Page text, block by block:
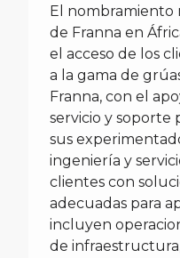
El nombramiento
de Franna en
el acceso de los
a la gama de
Franna, con el
servicio y soporte
sus
ingeniería y
clientes con
adecuadas para
incluyen
de